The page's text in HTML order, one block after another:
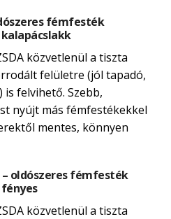
fémfesték
közvetlenül a tiszta
felületre (jól tapadó,
is felvihető. Szebb,
nyújt más fémfestékekkel
mentes, könnyen
oldószeres fémfesték
közvetlenül a tiszta